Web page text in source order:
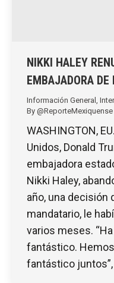
NIKKI HALEY
EMBAJADORA DE
Información General ,
By @ReporteMexiquense
WASHINGTON,
Unidos, Donald
embajadora
Nikki Haley,
año, una decisión
mandatario, le
varios meses.
fantástico.
fantástico